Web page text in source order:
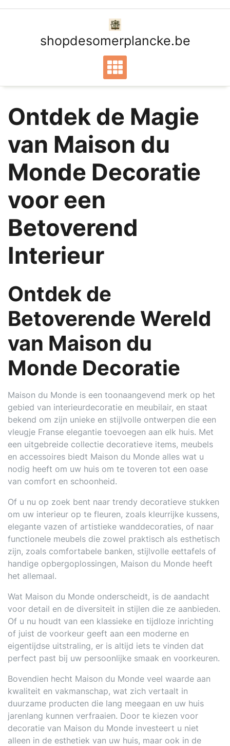
shopdesomerplancke.be
Ontdek de Magie
van Maison du
Monde Decoratie
voor een
Betoverend
Interieur
Ontdek de
Betoverende Wereld
van Maison du
Monde Decoratie
Maison du Monde is een toonaangevend merk op het
gebied van interieurdecoratie en meubilair, en staat
bekend om zijn unieke en stijlvolle ontwerpen die een
vleugje Franse elegantie toevoegen aan elk huis. Met
een uitgebreide collectie decoratieve items, meubels
en accessoires biedt Maison du Monde alles wat u
nodig heeft om uw huis om te toveren tot een oase
van comfort en schoonheid.
Of u nu op zoek bent naar trendy decoratieve stukken
om uw interieur op te fleuren, zoals kleurrijke kussens,
elegante vazen of artistieke wanddecoraties, of naar
functionele meubels die zowel praktisch als esthetisch
zijn, zoals comfortabele banken, stijlvolle eettafels of
handige opbergoplossingen, Maison du Monde heeft
het allemaal.
Wat Maison du Monde onderscheidt, is de aandacht
voor detail en de diversiteit in stijlen die ze aanbieden.
Of u nu houdt van een klassieke en tijdloze inrichting
of juist de voorkeur geeft aan een moderne en
eigentijdse uitstraling, er is altijd iets te vinden dat
perfect past bij uw persoonlijke smaak en voorkeuren.
Bovendien hecht Maison du Monde veel waarde aan
kwaliteit en vakmanschap, wat zich vertaalt in
duurzame producten die lang meegaan en uw huis
jarenlang kunnen verfraaien. Door te kiezen voor
decoratie van Maison du Monde investeert u niet
alleen in de esthetiek van uw huis, maar ook in de